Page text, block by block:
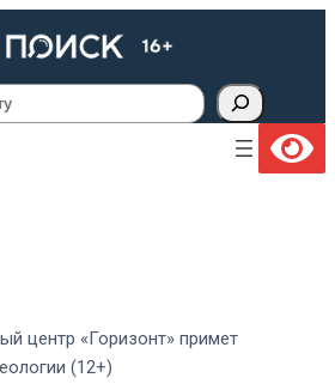
центр «Горизонт» примет
(12+)